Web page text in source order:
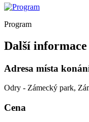
Program
Další informace
Adresa místa
Odry - Zámecký park,
Cena